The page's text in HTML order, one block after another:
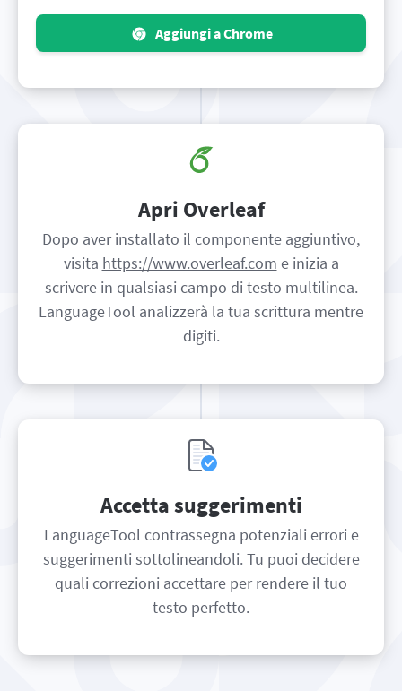
Aggiungi a Chrome
Apri Overleaf
Dopo aver installato il componente aggiuntivo,
visita https://www.overleaf.com e inizia a
scrivere in qualsiasi campo di testo multilinea.
LanguageTool analizzerà la tua scrittura mentre
digiti.
Accetta suggerimenti
LanguageTool contrassegna potenziali errori e
suggerimenti sottolineandoli. Tu puoi decidere
quali correzioni accettare per rendere il tuo
testo perfetto.